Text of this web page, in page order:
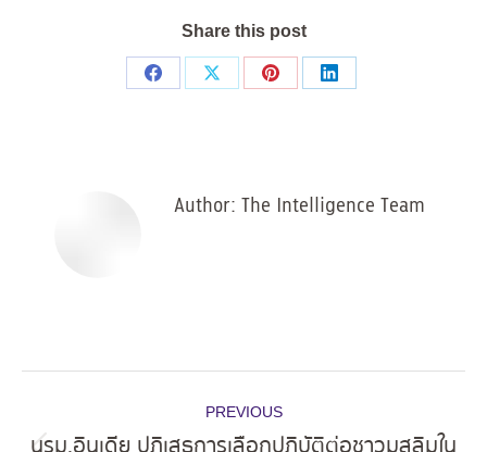
Share this post
Share
Share
Share
Share
Author: The Intelligence Team
navigation
PREVIOUS